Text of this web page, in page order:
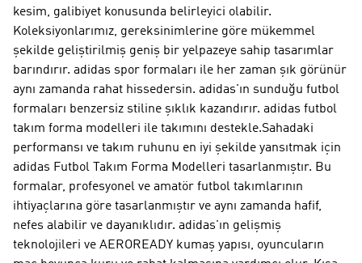
kesim, galibiyet konusunda belirleyici olabilir.
Koleksiyonlarımız, gereksinimlerine göre mükemmel
şekilde geliştirilmiş geniş bir yelpazeye sahip tasarımlar
barındırır. adidas spor formaları ile her zaman şık görünür
aynı zamanda rahat hissedersin. adidas'ın sunduğu futbol
formaları benzersiz stiline şıklık kazandırır. adidas futbol
takım forma modelleri ile takımını destekle.Sahadaki
performansı ve takım ruhunu en iyi şekilde yansıtmak için
adidas Futbol Takım Forma Modelleri tasarlanmıştır. Bu
formalar, profesyonel ve amatör futbol takımlarının
ihtiyaçlarına göre tasarlanmıştır ve aynı zamanda hafif,
nefes alabilir ve dayanıklıdır. adidas'ın gelişmiş
teknolojileri ve AEROREADY kumaş yapısı, oyuncuların